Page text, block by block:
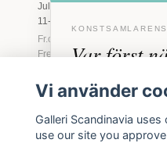
Juli: Tis 11-18 · Lör
11-16
Fr.o.m. augusti: Tis-
Fre 11-18 · Lör 11-
Marstrand
2026
Tis-Fre 11-18 ·
Var först
anländer
inbjudningar till
offentligt.
Vi använder
Galleri Scandinavia
use our site you